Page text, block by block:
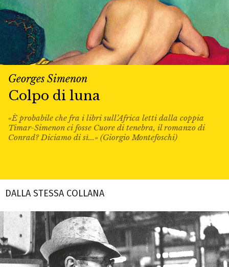
Georges Simenon
Colpo di luna
«È probabile che fra i libri sull’Africa letti dalla coppia
Timar-Simenon ci fosse Cuore di tenebra, il romanzo di
Conrad? Diciamo di sì...» (Giorgio Montefoschi)
DALLA STESSA COLLANA